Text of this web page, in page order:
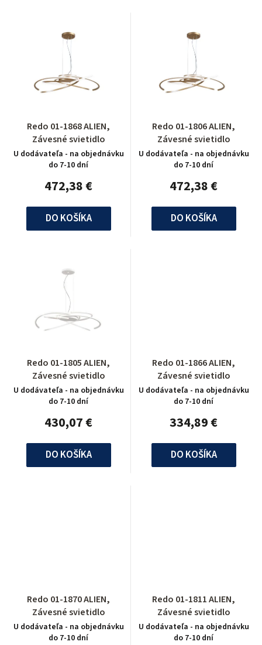
Redo 01-1868 ALIEN,
Závesné svietidlo
U dodávateľa - na objednávku
do 7-10 dní
472,38 €
DO KOŠÍKA
Redo 01-1806 ALIEN,
Závesné svietidlo
U dodávateľa - na objednávku
do 7-10 dní
472,38 €
DO KOŠÍKA
Redo 01-1805 ALIEN,
Závesné svietidlo
U dodávateľa - na objednávku
do 7-10 dní
430,07 €
DO KOŠÍKA
Redo 01-1866 ALIEN,
Závesné svietidlo
U dodávateľa - na objednávku
do 7-10 dní
334,89 €
DO KOŠÍKA
Redo 01-1870 ALIEN,
Závesné svietidlo
U dodávateľa - na objednávku
do 7-10 dní
Redo 01-1811 ALIEN,
Závesné svietidlo
U dodávateľa - na objednávku
do 7-10 dní